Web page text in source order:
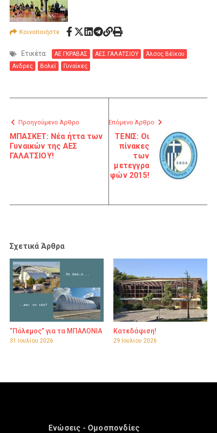
Κοινοποιήστε
Ετικέτα: ΑΕ ΓΚΡΑΒΑΣ ΑΕΣ ΓΑΛΑΤΣΙΟΥ
Άλσος Βέϊκου
Ανδρες
Βολεϊ Γυναίκες
Προηγούμενο Άρθρο
ΜΠΑΣΚΕΤ: Νέα ήττα των
Γυναικών της ΑΕΣ
ΓΑΛΑΤΣΙΟΥ!
Επόμενο Άρθρο
ΤΕΝΙΣ: Οι
πίνακες
των
μετεγγρα
φών 2015!
Σχετικά Άρθρα
“Πόλεμος” για τα ΜΠΑΛΟΝΙΑ
31 Ιουλίου 2026
Κατεδάφιση!
29 Ιουλίου 2026
Ενώσεις - Ομοσπονδίες